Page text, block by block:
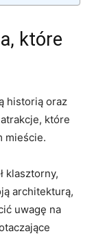
które
historią oraz
które
mieście.
klasztorny,
architekturą,
uwagę na‌